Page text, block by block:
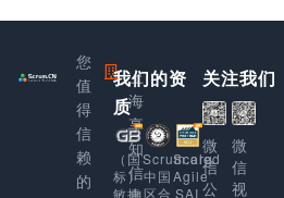
您
值
得
信
赖
的
上
海
享
知
信
我们的资
质
（国
标）
敏捷
Scrum.org
中国
区合
Scaled
Agile
SAI
关注我们
微
信
公
微
信
视